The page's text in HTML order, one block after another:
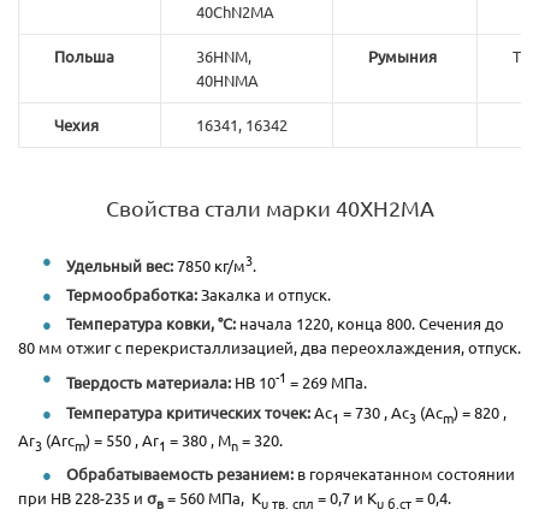
40ChN2MA
Польша
36HNM,
40HNMA
Румыния
Чехия 16341, 16342
Свойства стали марки 40ХН2МА
Удельный вес:7850 кг/м3.
Термообработка:Закалка и отпуск.
Температура ковки, °С: начала 1220, конца 800. Сечения до
80 мм отжиг с перекристаллизацией, два переохлаждения, отпуск.
Твердость материала: HB 10-1 = 269 МПа.
Температура критических точек:Ac1 = 730 , Ac3 (Acm) = 820 ,
Ar3 (Arcm) = 550 , Ar1 = 380 , Mn= 320.
Обрабатываемость резанием: в горячекатанном состоянии
при HB 228-235 и σв= 560 МПа, Кυ тв. спл = 0,7 и Кυ б.ст= 0,4.